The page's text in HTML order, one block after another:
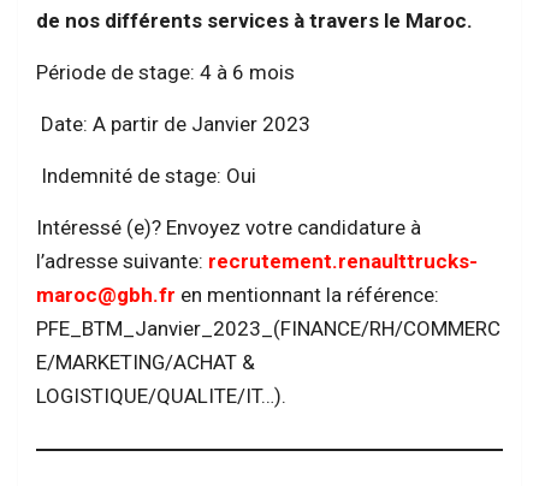
de nos différents services à travers le Maroc.
Période de stage: 4 à 6 mois
Date: A partir de Janvier 2023
Indemnité de stage: Oui
Intéressé (e)? Envoyez votre candidature à
l’adresse suivante: recrutement.renaulttrucks-
maroc@gbh.fr en mentionnant la référence:
PFE_BTM_Janvier_2023_(FINANCE/RH/COMMERC
E/MARKETING/ACHAT &
LOGISTIQUE/QUALITE/IT…).